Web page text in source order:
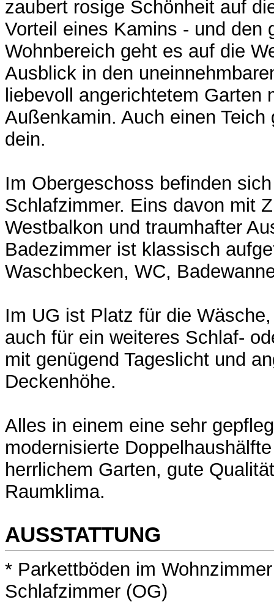
zaubert rosige Schönheit auf
Vorteil eines Kamins - und den
Wohnbereich geht es auf die
Ausblick in den
liebevoll angerichtetem Garten
Außenkamin. Auch einen
dein.
Im Obergeschoss befinden
Schlafzimmer. Eins davon mit
Westbalkon und traumhafter
Badezimmer ist klassisch
Waschbecken, WC,
Im UG ist Platz für die
auch für ein weiteres Schlaf-
mit genügend Tageslicht und
Deckenhöhe.
Alles in einem eine sehr
modernisierte
herrlichem Garten, gute
Raumklima.
AUSSTATTUNG
* Parkettböden im
Schlafzimmer (OG)